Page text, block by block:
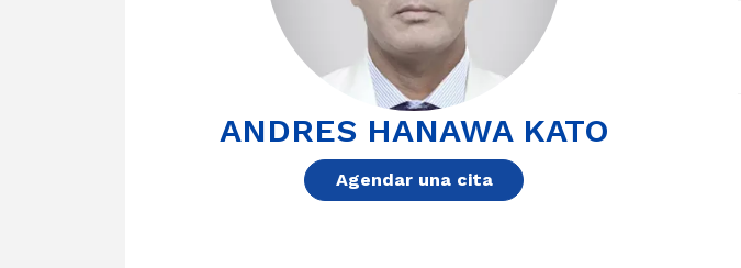
ANDRES HANAWA KATO
Agendar una cita